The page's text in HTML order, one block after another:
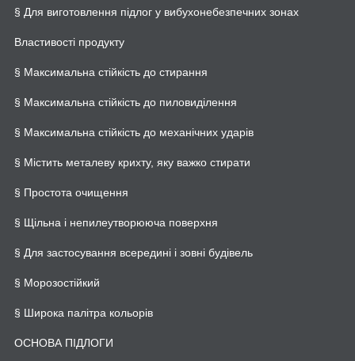
§ Для виготовлення підлог у вибухонебезпечних зонах
Властивості продукту
§ Максимальна стійкість до стирання
§ Максимальна стійкість до пиловиділення
§ Максимальна стійкість до механічних ударів
§ Містить металеву крихту, яку важко стирати
§ Простота очищення
§ Щільна і непилеутворююча поверхня
§ Для застосування всередині і зовні будівель
§ Морозостійкий
§ Широка палітра кольорів
ОСНОВА ПІДЛОГИ